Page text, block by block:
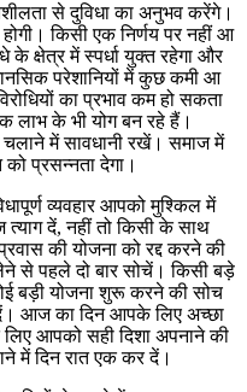
से दुविधा का अनुभव करेंगे।
किसी एक निर्णय पर नहीं आ
क्षेत्र में स्पर्धा युक्त रहेगा और
परेशानियों में कुछ कमी आ
का प्रभाव कम हो सकता
लाभ के भी योग बन रहे हैं।
चलाने में सावधानी रखें। समाज में
प्रसन्नता देगा।
व्यवहार आपको मुश्किल में
दें, नहीं तो किसी के साथ
की योजना को रद्द करने की
से पहले दो बार सोचें। किसी बड़े
बड़ी योजना शुरू करने की सोच
आज का दिन आपके लिए अच्छा
आपको सही दिशा अपनाने की
में दिन रात एक कर दें।